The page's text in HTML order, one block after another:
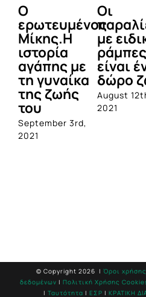
Ο
ερωτευμένος
Μίκης.Η
ιστορία
αγάπης με
τη γυναίκα
της ζωής
του
September 3rd,
2021
Οι
με
είναι
δώρο
August
2021
© Copyright 2026 | Όροι χρήσης
δεδομένων | Πολιτική Χρήσης
| Ταυτότητα | ΕΣΡ | ΚΡΑΤΙΚΗ